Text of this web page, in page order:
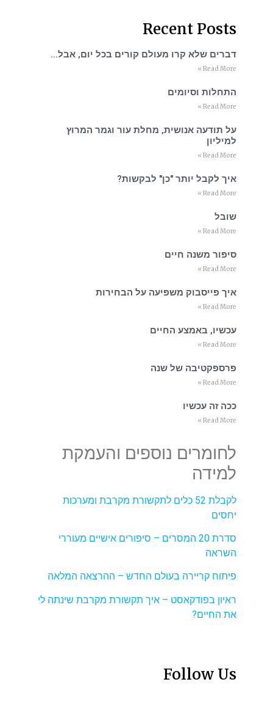
Recent Posts
דברים שלא קרו מעולם קורים בכל יום, אבל…
Read More »
התחלות וסיומים
Read More »
על תודעה אנושית, מחלת עור וגמר המרוץ
למיליון
Read More »
איך לקבל יותר "כן" לבקשות?
Read More »
שובל
Read More »
סיפור משנה חיים
Read More »
איך פייסבוק משפיעה על הבחירות
Read More »
עכשיו, באמצע החיים
Read More »
פרספקטיבה של שנה
Read More »
ככה זה עכשיו
Read More »
לחומרים נוספים והעמקת
למידה
לקבלת 52 כלים לתקשורת מקרבת ומערכות
יחסים
סדרת 20 המסרים – סיפורים אישיים מעוררי
השראה
פיתוח קריירה בעולם החדש – ההרצאה המלאה
ראיון בפודקאסט – איך תקשורת מקרבת שינתה לי
את החיים?
Follow Us